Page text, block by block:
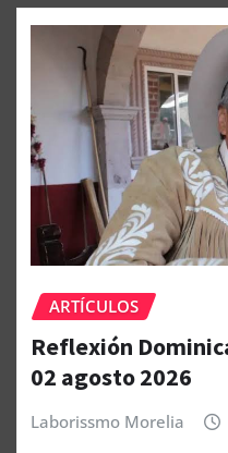
ARTÍCULOS
Reflexión
02 agosto 2026
Laborissmo Morelia